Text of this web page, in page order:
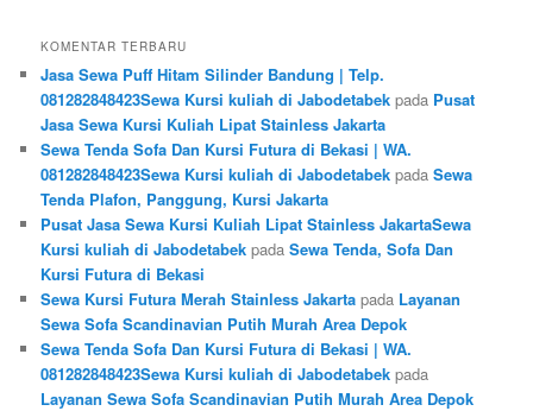
KOMENTAR TERBARU
Jasa Sewa Puff Hitam Silinder Bandung | Telp.
081282848423Sewa Kursi kuliah di Jabodetabek pada Pusat
Jasa Sewa Kursi Kuliah Lipat Stainless Jakarta
Sewa Tenda Sofa Dan Kursi Futura di Bekasi | WA.
081282848423Sewa Kursi kuliah di Jabodetabek padaSewa
Tenda Plafon, Panggung, Kursi Jakarta
Pusat Jasa Sewa Kursi Kuliah Lipat Stainless JakartaSewa
Kursi kuliah di Jabodetabek padaSewa Tenda, Sofa Dan
Kursi Futura di Bekasi
Sewa Kursi Futura Merah Stainless Jakarta pada Layanan
Sewa Sofa Scandinavian Putih Murah Area Depok
Sewa Tenda Sofa Dan Kursi Futura di Bekasi | WA.
081282848423Sewa Kursi kuliah di Jabodetabek pada
Layanan Sewa Sofa Scandinavian Putih Murah Area Depok